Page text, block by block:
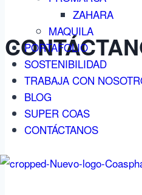
ZAHARA
MAQUILA
PORTAFOLIO
SOSTENIBILIDAD
TRABAJA CON
BLOG
SUPER COAS
CONTÁCTANOS